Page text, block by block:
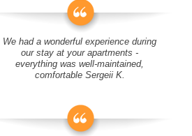
We had a wonderful experience during
our stay at your apartments -
everything was well-maintained,
comfortable Sergeii K.